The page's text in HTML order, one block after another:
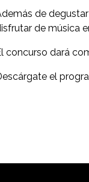
de
de música
concurso dará
el